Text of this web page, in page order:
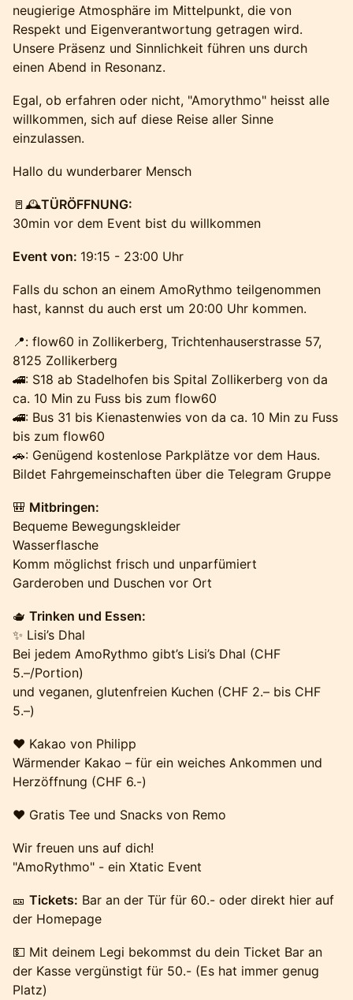
neugierige Atmosphäre im Mittelpunkt, die von
Respekt und Eigenverantwortung getragen wird.
Unsere Präsenz und Sinnlichkeit führen uns durch
einen Abend in Resonanz.
Egal, ob erfahren oder nicht, "Amorythmo" heisst alle
willkommen, sich auf diese Reise aller Sinne
einzulassen.
Hallo du wunderbarer Mensch
🚪🕰️TÜRÖFFNUNG:
30min vor dem Event bist du willkommen
Event von: 19:15 - 23:00 Uhr
Falls du schon an einem AmoRythmo teilgenommen
hast, kannst du auch erst um 20:00 Uhr kommen.
📍: flow60 in Zollikerberg, Trichtenhauserstrasse 57,
8125 Zollikerberg
🚄: S18 ab Stadelhofen bis Spital Zollikerberg von da
ca. 10 Min zu Fuss bis zum flow60
🚄: Bus 31 bis Kienastenwies von da ca. 10 Min zu Fuss
bis zum flow60
🚗: Genügend kostenlose Parkplätze vor dem Haus.
Bildet Fahrgemeinschaften über die Telegram Gruppe
🎒 Mitbringen:
Bequeme Bewegungskleider
Wasserflasche
Komm möglichst frisch und unparfümiert
Garderoben und Duschen vor Ort
🫖 Trinken und Essen:
✨ Lisi’s Dhal
Bei jedem AmoRythmo gibt’s Lisi’s Dhal (CHF
5.–/Portion)
und veganen, glutenfreien Kuchen (CHF 2.– bis CHF
5.–)
❤️ Kakao von Philipp
Wärmender Kakao – für ein weiches Ankommen und
Herzöffnung (CHF 6.-)
❤️ Gratis Tee und Snacks von Remo
Wir freuen uns auf dich!
"AmoRythmo" - ein Xtatic Event
🎫 Tickets: Bar an der Tür für 60.- oder direkt hier auf
der Homepage
💵 Mit deinem Legi bekommst du dein Ticket Bar an
der Kasse vergünstigt für 50.- (Es hat immer genug
Platz)